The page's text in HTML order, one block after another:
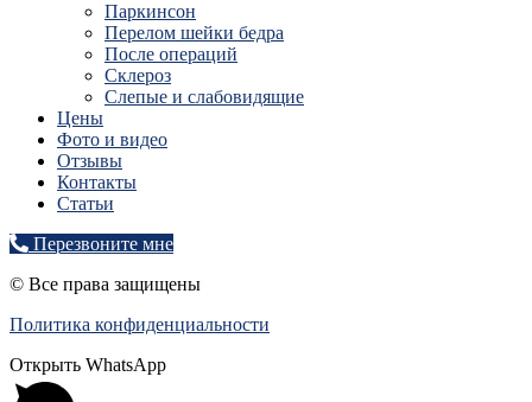
Паркинсон
Перелом шейки бедра
После операций
Склероз
Слепые и слабовидящие
Цены
Фото и видео
Отзывы
Контакты
Статьи
Перезвоните мне
© Все права защищены
Политика конфиденциальности
Открыть WhatsApp